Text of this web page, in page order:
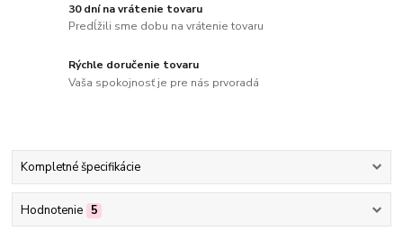
30 dní na vrátenie tovaru
Predĺžili sme dobu na vrátenie tovaru
Rýchle doručenie tovaru
Vaša spokojnosť je pre nás prvoradá
Kompletné špecifikácie
Hodnotenie 5